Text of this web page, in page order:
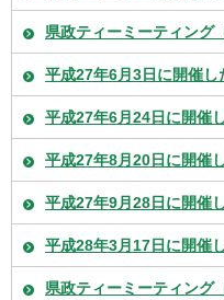
県政ティーミーティング
平成27年6月3日に開催
平成27年6月24日に開催
平成27年8月20日に開催
平成27年9月28日に開催
平成28年3月17日に開催
県政ティーミーティング